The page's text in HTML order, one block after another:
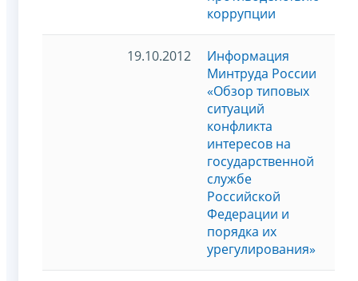
коррупции
19.10.2012
Информация
Минтруда России
«Обзор типовых
ситуаций
конфликта
интересов на
государственной
службе
Российской
Федерации и
порядка их
урегулирования»